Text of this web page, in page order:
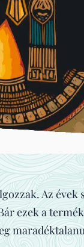
Az évek
ezek a